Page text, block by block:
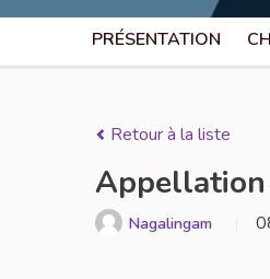
PRÉSENTATION
Retour à la liste
Appellation
Nagalingam